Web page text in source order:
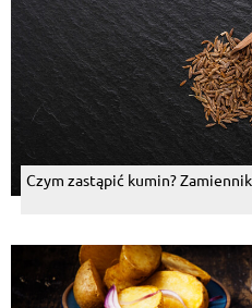
Czym zastąpić kumin?